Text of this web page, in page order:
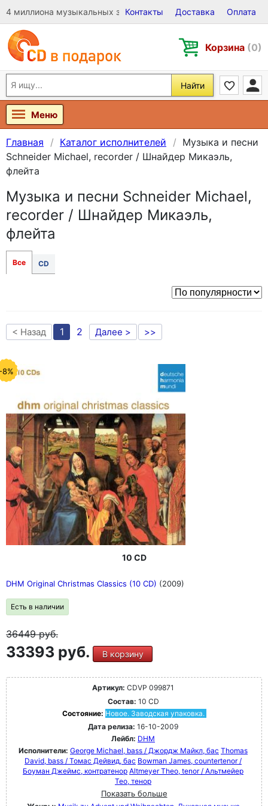
4 миллиона музыкальных записей на Виниле, CD и DVD
Контакты Доставка Оплата
Корзина (0)
Найти
Меню
Главная Каталог исполнителей
Музыка и песни
Schneider Michael, recorder / Шнайдер Микаэль,
флейта
Музыка и песни Schneider Michael,
recorder / Шнайдер Микаэль,
флейта
Все CD
< Назад 1 2 Далее > >>
8%
10 CD
DHM Original Christmas Classics (10 CD) (2009)
Есть в наличии
36449руб.
33393 руб. В корзину
Артикул: CDVP 099871
Состав: 10 CD
Состояние: Новое. Заводская упаковка.
Дата релиза: 16-10-2009
Лейбл: DHM
Исполнители: George Michael, bass / Джордж Майкл, бас Thomas
David, bass / Томас Дейвид, бас Bowman James, countertenor /
Боуман Джеймс, контратенор Altmeyer Theo, tenor / Альтмейер
Тео, тенор
Показать больше